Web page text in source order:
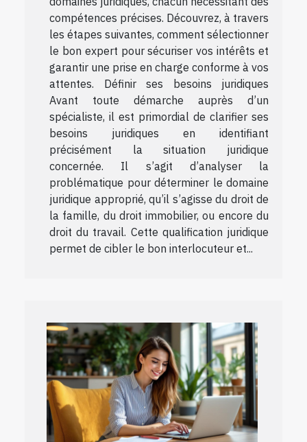
compétences précises. Découvrez, à travers
les étapes suivantes, comment sélectionner
le bon expert pour sécuriser vos intérêts et
garantir une prise en charge conforme à vos
attentes. Définir ses besoins juridiques
Avant toute démarche auprès d’un
spécialiste, il est primordial de clarifier ses
besoins juridiques en identifiant
précisément la situation juridique
concernée. Il s’agit d’analyser la
problématique pour déterminer le domaine
juridique approprié, qu’il s’agisse du droit de
la famille, du droit immobilier, ou encore du
droit du travail. Cette qualification juridique
permet de cibler le bon interlocuteur et...